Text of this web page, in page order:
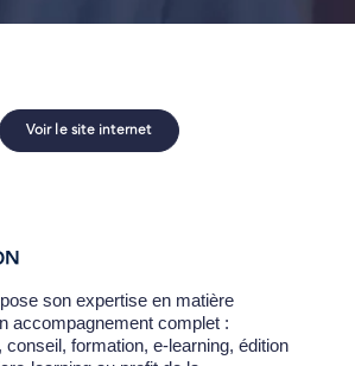
Voir le site internet
son expertise en matière
accompagnement complet :
conseil, formation, e-learning, édition